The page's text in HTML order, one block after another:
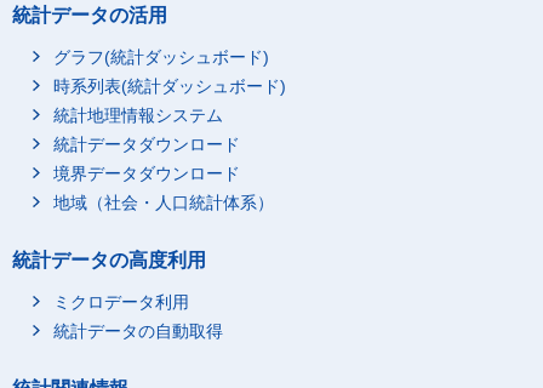
統計データの活用
グラフ(統計ダッシュボード)
時系列表(統計ダッシュボード)
統計地理情報システム
統計データダウンロード
境界データダウンロード
地域（社会・人口統計体系）
統計データの高度利用
ミクロデータ利用
統計データの自動取得